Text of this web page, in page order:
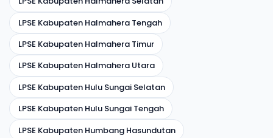
LPSE Kabupaten Halmahera Tengah
LPSE Kabupaten Halmahera Timur
LPSE Kabupaten Halmahera Utara
LPSE Kabupaten Hulu Sungai Selatan
LPSE Kabupaten Hulu Sungai Tengah
LPSE Kabupaten Humbang Hasundutan